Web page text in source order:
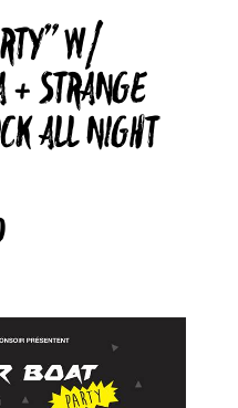
W/
+ STRANGE
ALL NIGHT